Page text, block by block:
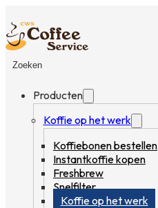
Zoeken
Producten
Koffie op het werk
Koffiebonen bestellen
Instantkoffie kopen
Freshbrew
Snelfilter
Koffie op het werk